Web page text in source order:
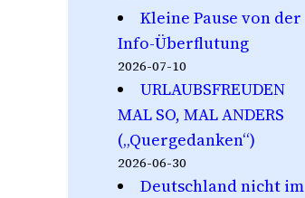
Kleine Pause von der
Info-Überflutung
2026-07-10
URLAUBSFREUDEN
MAL SO, MAL ANDERS
(„Quergedanken“)
2026-06-30
Deutschland nicht im